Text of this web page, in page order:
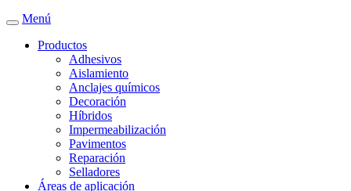
Menú
Productos
Adhesivos
Aislamiento
Anclajes químicos
Decoración
Híbridos
Impermeabilización
Pavimentos
Reparación
Selladores
Áreas de aplicación